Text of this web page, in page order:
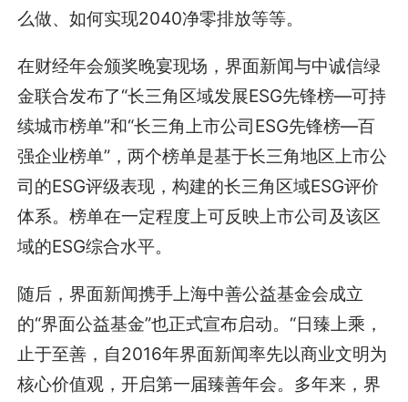
么做、如何实现2040净零排放等等。
在财经年会颁奖晚宴现场，界面新闻与中诚信绿
金联合发布了“长三角区域发展ESG先锋榜—可持
续城市榜单”和“长三角上市公司ESG先锋榜—百
强企业榜单”，两个榜单是基于长三角地区上市公
司的ESG评级表现，构建的长三角区域ESG评价
体系。榜单在一定程度上可反映上市公司及该区
域的ESG综合水平。
随后，界面新闻携手上海中善公益基金会成立
的“界面公益基金”也正式宣布启动。“日臻上乘，
止于至善，自2016年界面新闻率先以商业文明为
核心价值观，开启第一届臻善年会。多年来，界